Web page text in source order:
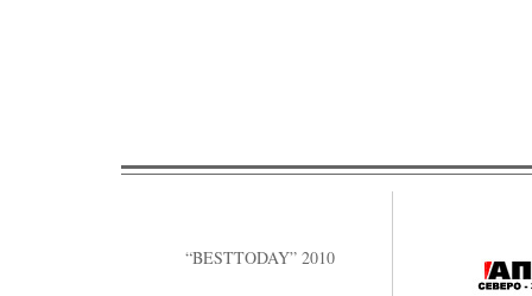
“BESTTODAY” 2010